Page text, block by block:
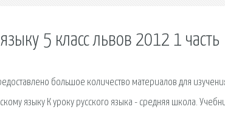
языку 5 класс львов 2012 1 часть
большое количество материалов для
языку К уроку русского языка - средняя школа.